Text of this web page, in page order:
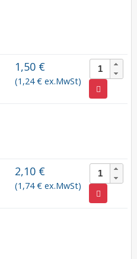
1,50 €
(1,24 € ex.MwSt)
2,10 €
(1,74 € ex.MwSt)